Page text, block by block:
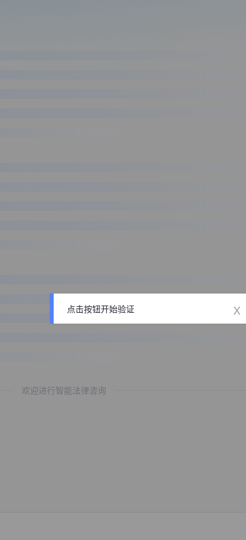
欢迎进行智能法律咨询
点击按钮开始验证 x